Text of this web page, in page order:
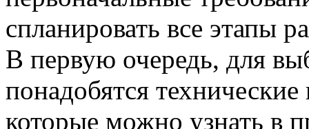
спланировать все этапы
В первую очередь, для
понадобятся
которые можно узнать в